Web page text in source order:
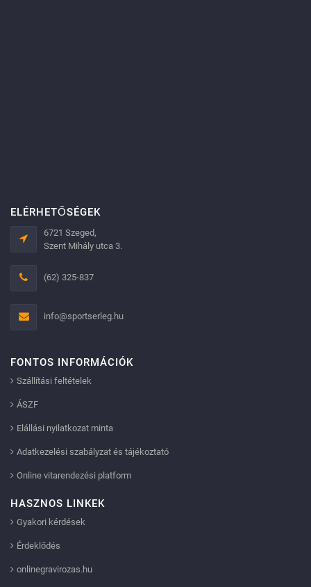
ELÉRHETŐSÉGEK
6721 Szeged,
Szent Mihály utca 3.
(62) 325-837
info@sportserleg.hu
FONTOS INFORMÁCIÓK
Szállítási feltételek
ÁSZF
Elállási nyilatkozat minta
Adatkezelési szabályzat és tájékoztató
Online vitarendezési platform
HASZNOS LINKEK
Gyakori kérdések
Érdeklődés
onlinegravirozas.hu